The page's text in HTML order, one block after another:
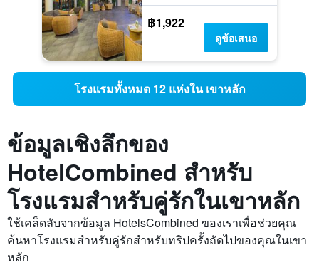
฿1,922
ดูข้อเสนอ
โรงแรมทั้งหมด 12 แห่งใน เขาหลัก
ข้อมูลเชิงลึกของ
HotelCombined สำหรับ
โรงแรมสำหรับคู่รักในเขาหลัก
ใช้เคล็ดลับจากข้อมูล HotelsCombined ของเราเพื่อช่วยคุณ
ค้นหาโรงแรมสำหรับคู่รักสำหรับทริปครั้งถัดไปของคุณในเขา
หลัก